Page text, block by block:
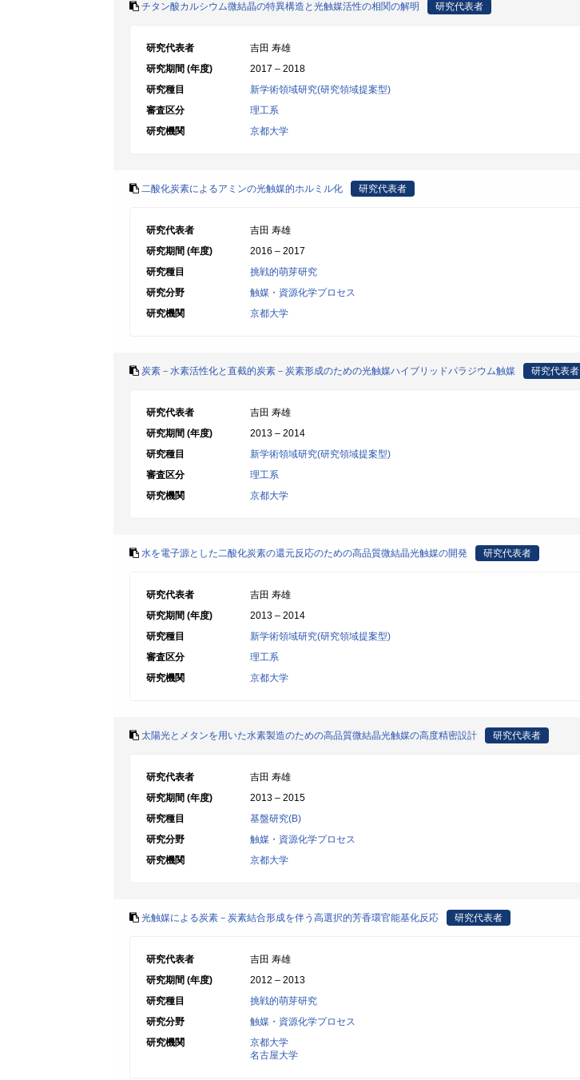
チタン酸カルシウム微結晶の特異構造と光触媒活性の相関の解明 研究代表者
研究代表者
吉田 寿雄
研究期間 (年度)
2017 – 2018
研究種目
新学術領域研究(研究領域提案型)
審査区分
理工系
研究機関
京都大学
二酸化炭素によるアミンの光触媒的ホルミル化 研究代表者
研究代表者
吉田 寿雄
研究期間 (年度)
2016 – 2017
研究種目
挑戦的萌芽研究
研究分野
触媒・資源化学プロセス
研究機関
京都大学
炭素－水素活性化と直截的炭素－炭素形成のための光触媒ハイブリッドパラジウム触媒 研究代表者
研究代表者
吉田 寿雄
研究期間 (年度)
2013 – 2014
研究種目
新学術領域研究(研究領域提案型)
審査区分
理工系
研究機関
京都大学
水を電子源とした二酸化炭素の還元反応のための高品質微結晶光触媒の開発 研究代表者
研究代表者
吉田 寿雄
研究期間 (年度)
2013 – 2014
研究種目
新学術領域研究(研究領域提案型)
審査区分
理工系
研究機関
京都大学
太陽光とメタンを用いた水素製造のための高品質微結晶光触媒の高度精密設計 研究代表者
研究代表者
吉田 寿雄
研究期間 (年度)
2013 – 2015
研究種目
基盤研究(B)
研究分野
触媒・資源化学プロセス
研究機関
京都大学
光触媒による炭素－炭素結合形成を伴う高選択的芳香環官能基化反応 研究代表者
研究代表者
吉田 寿雄
研究期間 (年度)
2012 – 2013
研究種目
挑戦的萌芽研究
研究分野
触媒・資源化学プロセス
研究機関
京都大学
名古屋大学